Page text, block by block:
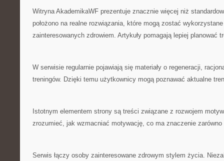
Witryna AkademikaWF prezentuje znacznie więcej niż
położono na realne rozwiązania, które mogą zostać
zainteresowanych zdrowiem. Artykuły pomagają lepiej planować
W serwisie regularnie pojawiają się materiały o regeneracji,
treningów. Dzięki temu użytkownicy mogą poznawać aktualne
Istotnym elementem strony są treści związane z rozwojem
zrozumieć, jak wzmacniać motywację, co ma znaczenie
Serwis łączy osoby zainteresowane zdrowym stylem życia.